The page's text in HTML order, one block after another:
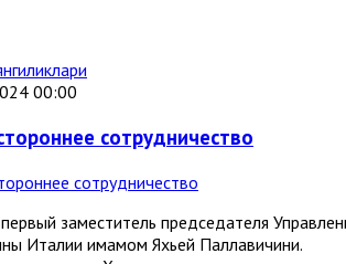
00:00
сотрудничество
заместитель председателя
Италии имамом Яхьей Паллавичини.